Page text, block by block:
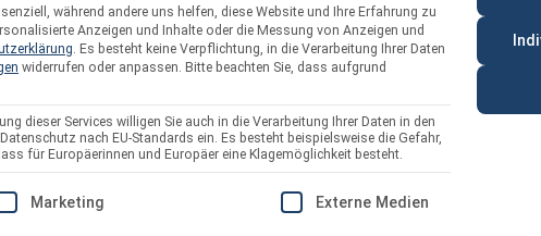
& Fassade Unterkonstruktion Planung & Beratung
FlatFlex – Flachdach-
Modul 35° Süd-Ausrichtung
während andere uns helfen, diese Website und Ihre Erfahrung zu
Anzeigen und Inhalte oder die Messung von Anzeigen und
. Es besteht keine Verpflichtung, in die Verarbeitung Ihrer Daten
widerrufen oder anpassen. Bitte beachten Sie, dass aufgrund
dieser Services willigen Sie auch in die Verarbeitung Ihrer Daten in den
nach EU-Standards ein. Es besteht beispielsweise die Gefahr,
für Europäerinnen und Europäer eine Klagemöglichkeit besteht.
ERTEILT WERDEN KANN. DIE ERSTE SERVICE-GRUPPE IST
Marketing Externe Medien